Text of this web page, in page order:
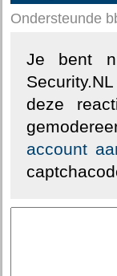
Ondersteunde
Je bent
deze
account